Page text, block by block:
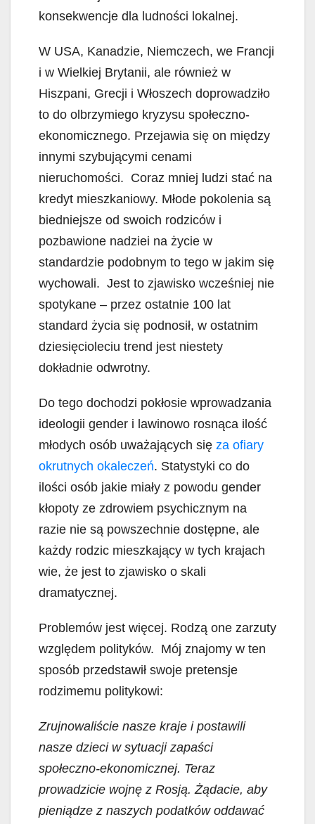
konsekwencje dla ludności lokalnej.
W USA, Kanadzie, Niemczech, we Francji
i w Wielkiej Brytanii, ale również w
Hiszpani, Grecji i Włoszech doprowadziło
to do olbrzymiego kryzysu społeczno-
ekonomicznego. Przejawia się on między
innymi szybującymi cenami
nieruchomości. Coraz mniej ludzi stać na
kredyt mieszkaniowy. Młode pokolenia są
biedniejsze od swoich rodziców i
pozbawione nadziei na życie w
standardzie podobnym to tego w jakim się
wychowali. Jest to zjawisko wcześniej nie
spotykane – przez ostatnie 100 lat
standard życia się podnosił, w ostatnim
dziesięcioleciu trend jest niestety
dokładnie odwrotny.
Do tego dochodzi pokłosie wprowadzania
ideologii gender i lawinowo rosnąca ilość
młodych osób uważających się za ofiary
okrutnych okaleczeń. Statystyki co do
ilości osób jakie miały z powodu gender
kłopoty ze zdrowiem psychicznym na
razie nie są powszechnie dostępne, ale
każdy rodzic mieszkający w tych krajach
wie, że jest to zjawisko o skali
dramatycznej.
Problemów jest więcej. Rodzą one zarzuty
względem polityków. Mój znajomy w ten
sposób przedstawił swoje pretensje
rodzimemu politykowi:
Zrujnowaliście nasze kraje i postawili
nasze dzieci w sytuacji zapaści
społeczno-ekonomicznej. Teraz
prowadzicie wojnę z Rosją. Żądacie, aby
pieniądze z naszych podatków oddawać